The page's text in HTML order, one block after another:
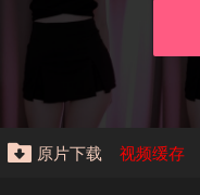
原片下载 视频缓存